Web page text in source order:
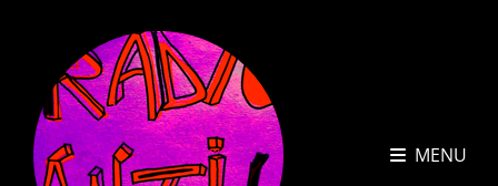
MENU